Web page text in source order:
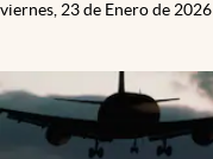
Argentina
viernes, 23 de Enero de 2026